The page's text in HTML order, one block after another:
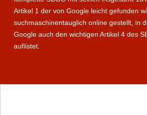
Artikel 1 der von Google leicht gefunden
suchmaschinentauglich online gestellt, in
Google auch den wichtigen Artikel 4 des
auflistet.